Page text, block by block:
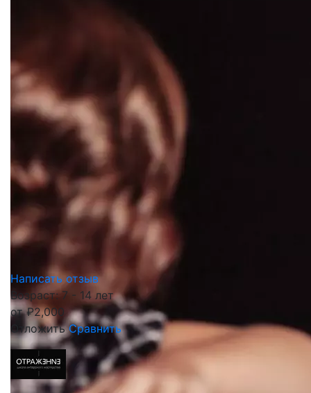
Написать отзыв
Возраст: 7 - 14 лет
от₽2,000
Отложить Сравнить